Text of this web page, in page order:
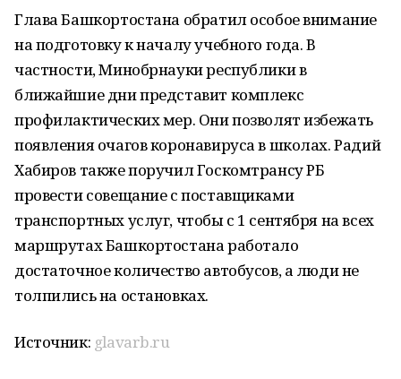
Глава Башкортостана обратил особое внимание
на подготовку к началу учебного года. В
частности, Минобрнауки республики в
ближайшие дни представит комплекс
профилактических мер. Они позволят избежать
появления очагов коронавируса в школах. Радий
Хабиров также поручил Госкомтрансу РБ
провести совещание с поставщиками
транспортных услуг, чтобы с 1 сентября на всех
маршрутах Башкортостана работало
достаточное количество автобусов, а люди не
толпились на остановках.
Источник: glavarb.ru